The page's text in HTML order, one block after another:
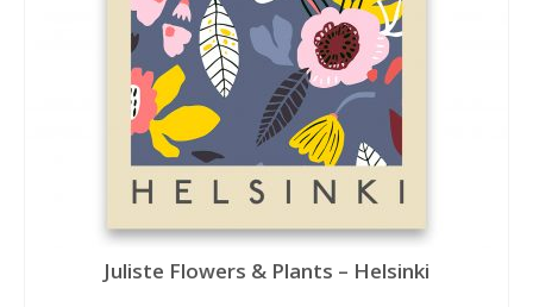
Juliste Flowers & Plants – Helsinki